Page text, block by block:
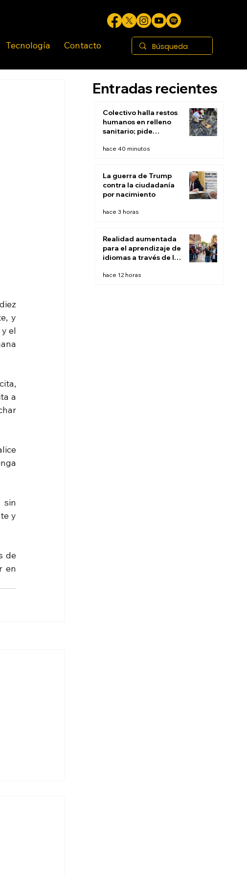
Tecnología Contacto
y
el
a
sin
y
de
Entradas recientes
Colectivo halla restos
humanos en relleno
sanitario; pide
para continuar
hace 40 minutos
La guerra de Trump
contra la ciudadanía
por nacimiento
hace 3 horas
Realidad aumentada
para el aprendizaje de
idiomas a través de la
Aprender en el mundo
hace 12 horas